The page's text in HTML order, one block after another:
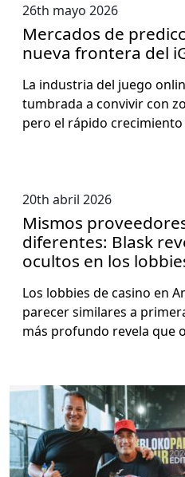
26th mayo 2026
Mercados de
nueva frontera del
La indus­tria del juego
tum­bra­da a con­vivir con
pero el rápi­do
20th abril 2026
Mismos
diferentes: Blask
ocultos en los
Los lob­bies de casi­no en
pare­cer sim­i­lares a
más pro­fun­do rev­ela que